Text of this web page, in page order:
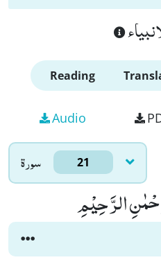
Reading
Audio
سورۃ 21
الرَّحِیْمِ